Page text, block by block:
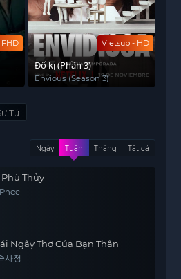
Vietsub - HD
Đố kị (Phần 3)
Envious (Season 3)
Tử
Ngày Tuần Tháng Tất cả
Thủy
Ngây Thơ Của Bạn Thân
사정